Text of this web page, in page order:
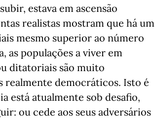
estava em ascensão
realistas mostram que há um
mesmo superior ao número
as populações a viver em
ditatoriais são muito
realmente democráticos. Isto é
está atualmente sob desafio,
ou cede aos seus adversários